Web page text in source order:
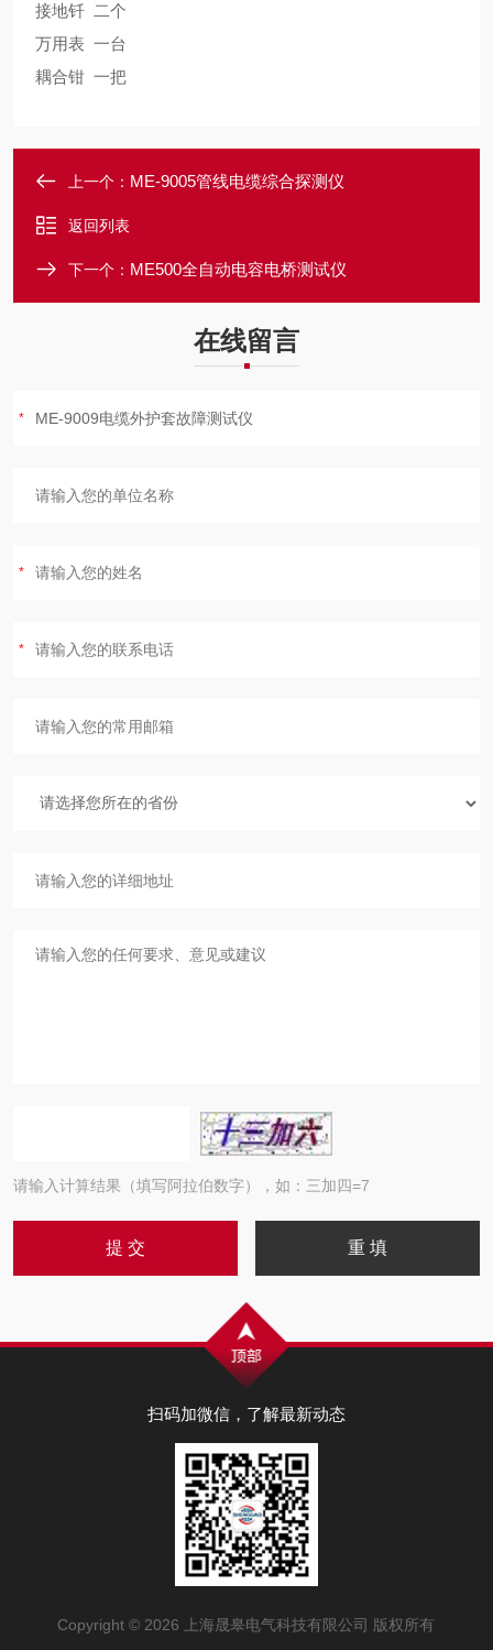
接地钎 二个
万用表 一台
耦合钳 一把
上一个： ME-9005管线电缆综合探测仪
返回列表
下一个： ME500全自动电容电桥测试仪
在线留言
请输入计算结果（填写阿拉伯数字），如：三加四=7
扫码加微信，了解最新动态
Copyright © 2026 上海晟皋电气科技有限公司 版权所有